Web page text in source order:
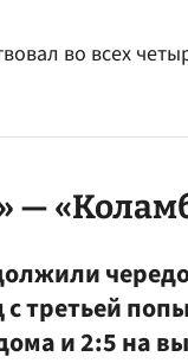
во всех
—
третьей
и 2:5 на